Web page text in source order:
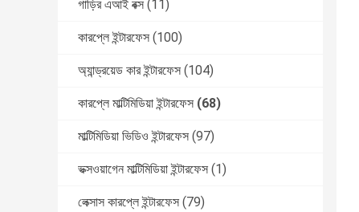
গাড়ির এআই বক্স (11)
কারপ্লে ইন্টারফেস (100)
অ্যান্ড্রয়েড কার ইন্টারফেস (104)
কারপ্লে মাল্টিমিডিয়া ইন্টারফেস (68)
মাল্টিমিডিয়া ভিডিও ইন্টারফেস (97)
ভক্সওয়াগেন মাল্টিমিডিয়া ইন্টারফেস (1)
লেক্সাস কারপ্লে ইন্টারফেস (79)